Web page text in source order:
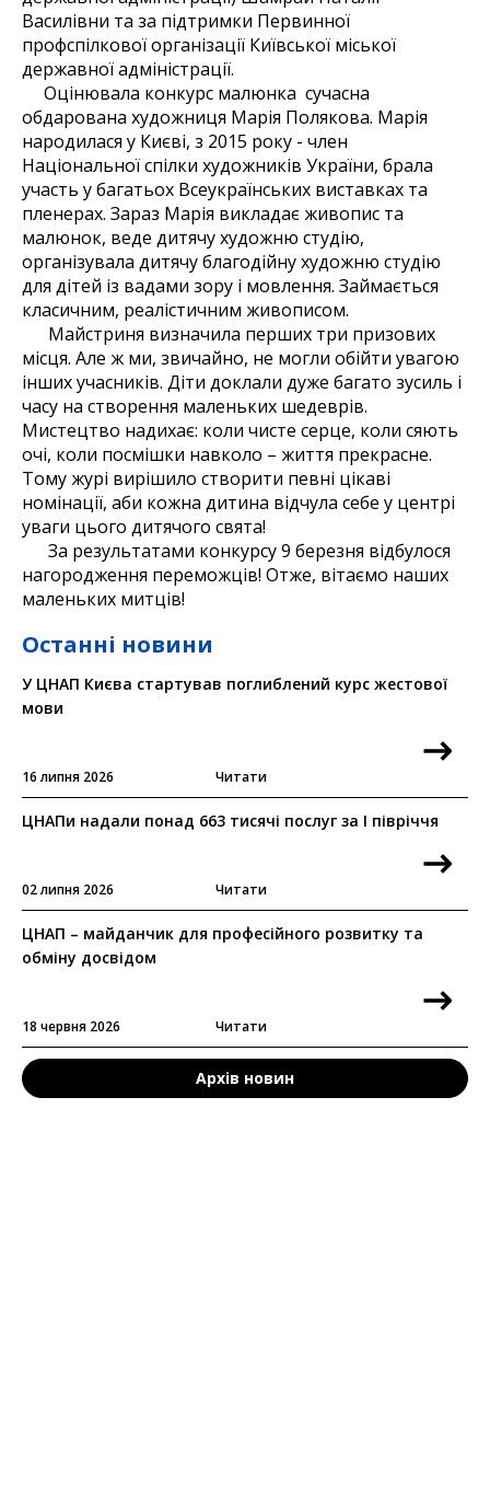
Василівни та за підтримки Первинної
профспілкової організації Київської міської
державної адміністрації.
Оцінювала конкурс малюнка сучасна
обдарована художниця Марія Полякова. Марія
народилася у Києві, з 2015 року - член
Національної спілки художників України, брала
участь у багатьох Всеукраїнських виставках та
пленерах. Зараз Марія викладає живопис та
малюнок, веде дитячу художню студію,
організувала дитячу благодійну художню студію
для дітей із вадами зору і мовлення. Займається
класичним, реалістичним живописом.
Майстриня визначила перших три призових
місця. Але ж ми, звичайно, не могли обійти увагою
інших учасників. Діти доклали дуже багато зусиль і
часу на створення маленьких шедеврів.
Мистецтво надихає: коли чисте серце, коли сяють
очі, коли посмішки навколо – життя прекрасне.
Тому журі вирішило створити певні цікаві
номінації, аби кожна дитина відчула себе у центрі
уваги цього дитячого свята!
За результатами конкурсу 9 березня відбулося
нагородження переможців! Отже, вітаємо наших
маленьких митців!
Останні новини
У ЦНАП Києва стартував поглиблений курс жестової
мови
16 липня 2026 Читати
ЦНАПи надали понад 663 тисячі послуг за I півріччя
02 липня 2026 Читати
ЦНАП – майданчик для професійного розвитку та
обміну досвідом
18 червня 2026 Читати
Архів новин